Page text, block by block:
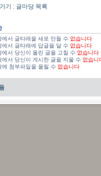
기 : 글마당 목록
에서 글타래을 새로 만들 수 없습니다
에서 글타래에 답글을 달 수 없습니다
에서 당신이 올린 글을 고칠 수 없습니다
에서 당신이 게시한 글을 지울 수 없습니
에 첨부파일을 올릴 수 없습니다